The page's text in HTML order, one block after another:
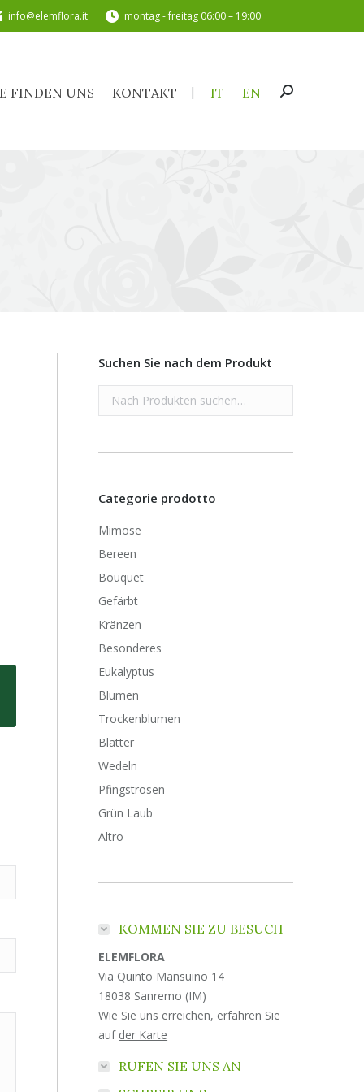
info@elemflora.it montag - freitag 06:00 – 19:00
FINDEN UNS KONTAKT IT EN Search:
Suchen Sie nach dem Produkt
Categorie prodotto
Mimose
Bereen
Bouquet
Gefärbt
Kränzen
Besonderes
Eukalyptus
Blumen
Trockenblumen
Blatter
Wedeln
Pfingstrosen
Grün Laub
Altro
KOMMEN SIE ZU BESUCH
ELEMFLORA
Via Quinto Mansuino 14
18038 Sanremo (IM)
Wie Sie uns erreichen, erfahren Sie
auf der Karte
RUFEN SIE UNS AN
SIE FINDEN UNS KONTAKT IT EN